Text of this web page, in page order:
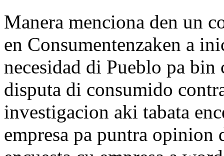
Manera menciona den un
en Consumentenzaken a
necesidad di Pueblo pa
disputa di consumido
investigacion aki tabata
empresa pa puntra